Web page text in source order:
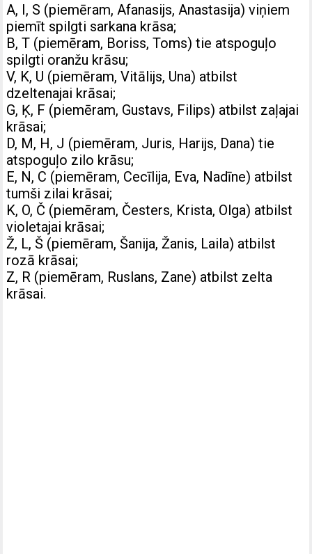
A, I, S (piemēram, Afanasijs, Anastasija) viņiem
piemīt spilgti sarkana krāsa;
B, T (piemēram, Boriss, Toms) tie atspoguļo
spilgti oranžu krāsu;
V, K, U (piemēram, Vitālijs, Una) atbilst
dzeltenajai krāsai;
G, Ķ, F (piemēram, Gustavs, Filips) atbilst zaļajai
krāsai;
D, M, H, J (piemēram, Juris, Harijs, Dana) tie
atspoguļo zilo krāsu;
E, N, C (piemēram, Cecīlija, Eva, Nadīne) atbilst
tumši zilai krāsai;
K, O, Č (piemēram, Česters, Krista, Olga) atbilst
violetajai krāsai;
Ž, L, Š (piemēram, Šanija, Žanis, Laila) atbilst
rozā krāsai;
Z, R (piemēram, Ruslans, Zane) atbilst zelta
krāsai.